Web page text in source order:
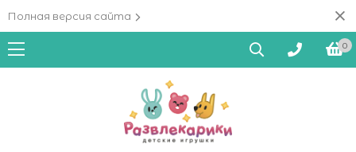
Полная версия сайта
0